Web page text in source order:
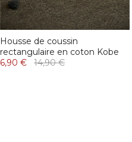
Housse de coussin
rectangulaire en coton Kobe
6,90 €
14,90 €